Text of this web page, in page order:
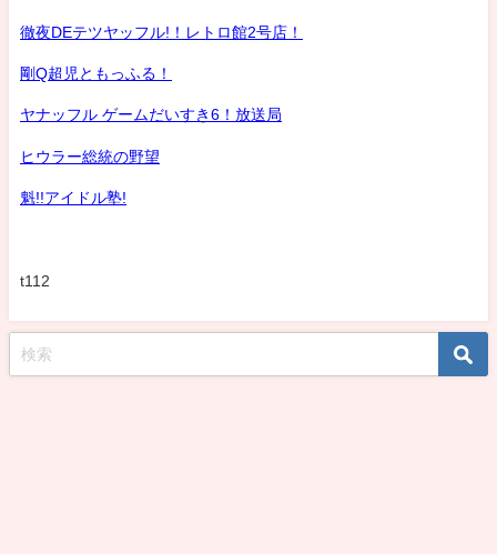
徹夜DEテツヤッフル!！レトロ館2号店！
剛Q超児ともっふる！
ヤナッフル ゲームだいすき6！放送局
ヒウラー総統の野望
魁!!アイドル塾!
t112